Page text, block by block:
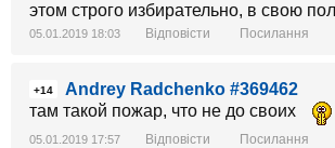
этом строго избирательно, в свою
05.01.2019 18:03 Відповісти Посилання
+14
Andrey Radchenko #369462
там такой пожар, что не до своих
05.01.2019 17:57 Відповісти Посилання